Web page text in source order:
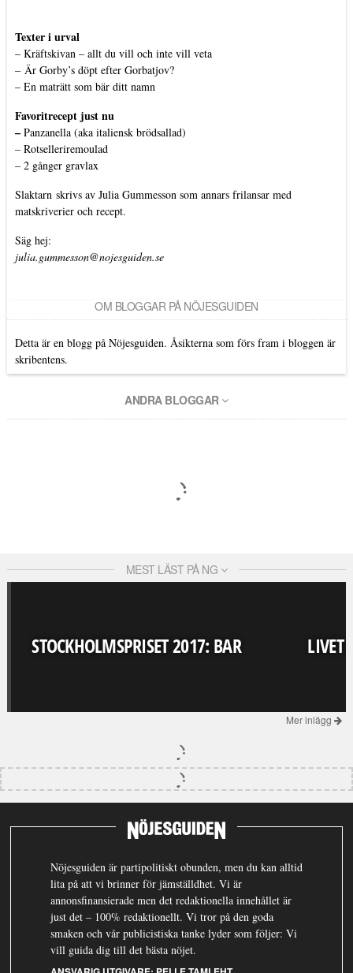
Texter i urval
– Kräftskivan – allt du vill och inte vill veta
– Är Gorby’s döpt efter Gorbatjov?
– En maträtt som bär ditt namn
Favoritrecept just nu
– Panzanella (aka italiensk brödsallad)
– Rotselleriremoulad
– 2 gånger gravlax
Slaktarn skrivs av Julia Gummesson som annars frilansar med
matskriverier och recept.
Säg hej:
julia.gummesson@nojesguiden.se
OM BLOGGAR PÅ NÖJESGUIDEN
Detta är en blogg på Nöjesguiden. Åsikterna som förs fram i bloggen är
skribentens.
ANDRA BLOGGAR
MEST LÄST PÅ NG
STOCKHOLMSPRISET 2017: BAR LIVET
Mer inlägg
Nöjesguiden är partipolitiskt obunden, men du kan alltid
lita på att vi brinner för jämställdhet. Vi är
annonsfinansierade men det redaktionella innehållet är
just det – 100% redaktionellt. Vi tror på den goda
smaken och vår publicistiska tanke lyder som följer: Vi
vill guida dig till det bästa nöjet.